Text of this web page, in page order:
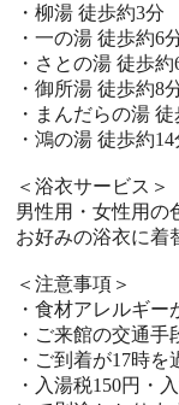
・柳湯 徒歩約3分
・一の湯 徒歩約6
・さとの湯 徒歩約
・御所湯 徒歩約8
・まんだらの湯
・鴻の湯 徒歩約14
＜浴衣サービス＞
男性用・女性用の
お好みの浴衣に着
＜注意事項＞
・食材アレルギ
・ご来館の交通
・ご到着が17時
・入湯税150円・